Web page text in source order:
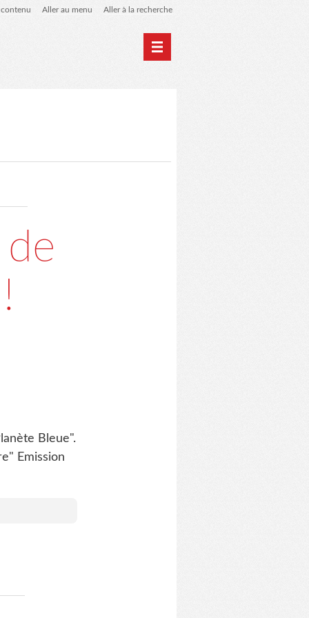
Aller au menu Aller à la recherche
Bleue".
Emission